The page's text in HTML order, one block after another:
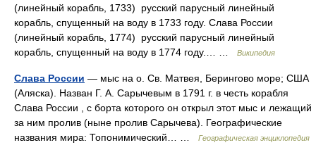
(линейный корабль, 1733) русский парусный линейный
корабль, спущенный на воду в 1733 году. Слава России
(линейный корабль, 1774) русский парусный линейный
корабль, спущенный на воду в 1774 году.… …
Википедия
Слава России — мыс на о. Св. Матвея, Берингово море; США
(Аляска). Назван Г. А. Сарычевым в 1791 г. в честь корабля
Слава России , с борта которого он открыл этот мыс и лежащий
за ним пролив (ныне пролив Сарычева). Географические
названия мира: Топонимический… …
Географическая энциклопедия